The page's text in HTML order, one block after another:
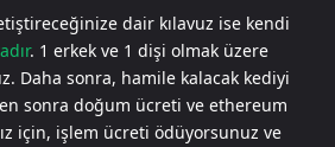
dair kılavuz ise kendi
. 1 erkek ve 1 dişi olmak üzere
Daha sonra, hamile kalacak kediyi
sonra doğum ücreti ve ethereum
için, işlem ücreti ödüyorsunuz ve